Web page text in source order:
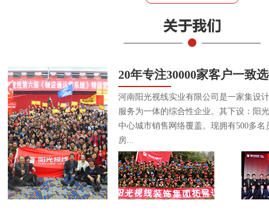
20年专注30000家客户一致
河南阳光视线实业有限公司是一家集设
服务为一体的综合性企业。其下设：阳
中心城市销售网络覆盖。现拥有500多
房...